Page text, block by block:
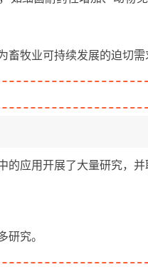
牧业可持续发展的迫切需
应用开展了大量研究，并
研究。